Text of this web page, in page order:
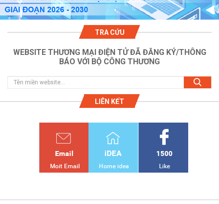
TRA CỨU
WEBSITE THƯƠNG MẠI ĐIỆN TỬ ĐÃ ĐĂNG KÝ/THÔNG
BÁO VỚI BỘ CÔNG THƯƠNG
LIÊN KẾT